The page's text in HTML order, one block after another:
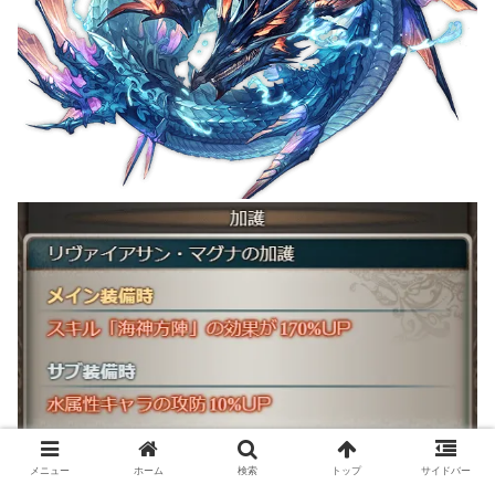
メニュー ホーム 検索 トップ サイドバー